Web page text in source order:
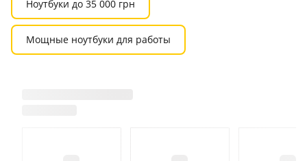
Ноутбуки до 35 000 грн
Мощные ноутбуки для работы